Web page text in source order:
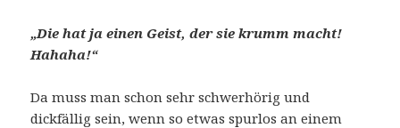
„Die hat ja einen Geist, der sie krumm macht!
Hahaha!“
Da muss man schon sehr schwerhörig und
dickfällig sein, wenn so etwas spurlos an einem